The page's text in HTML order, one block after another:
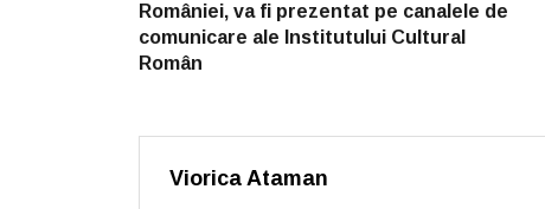
României, va fi prezentat pe canalele de
comunicare ale Institutului Cultural
Român
Viorica Ataman